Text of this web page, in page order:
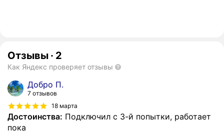
Отзывы · 2
Как Яндекс проверяет отзывы
Добро П.
7 отзывов
18 марта
Достоинства: Подключил с 3-й попытки, работает
пока